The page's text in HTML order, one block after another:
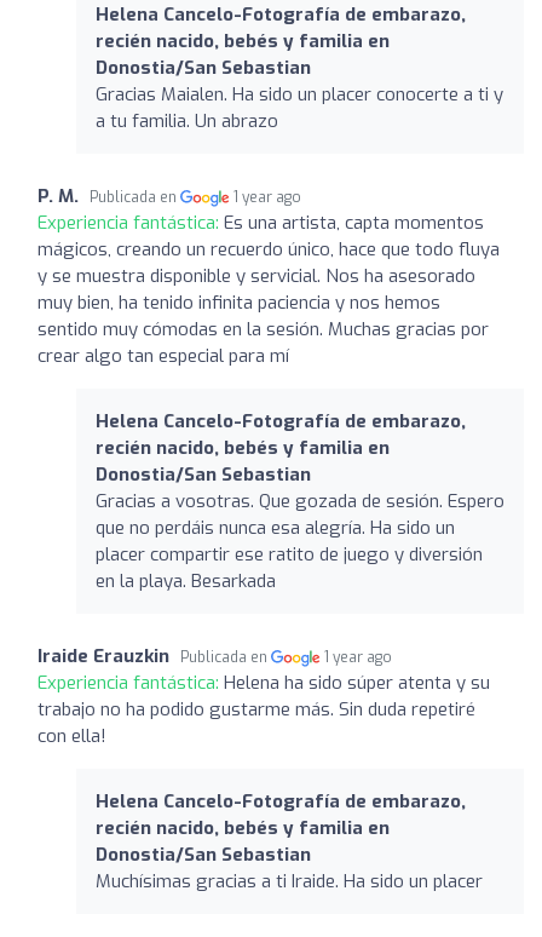
Helena Cancelo-Fotografía de embarazo,
recién nacido, bebés y familia en
Donostia/San Sebastian
Gracias Maialen. Ha sido un placer conocerte a ti y
a tu familia. Un abrazo
P. M. Publicada en 1 year ago
Experiencia fantástica: Es una artista, capta momentos
mágicos, creando un recuerdo único, hace que todo fluya
y se muestra disponible y servicial. Nos ha asesorado
muy bien, ha tenido infinita paciencia y nos hemos
sentido muy cómodas en la sesión. Muchas gracias por
crear algo tan especial para mí
Helena Cancelo-Fotografía de embarazo,
recién nacido, bebés y familia en
Donostia/San Sebastian
Gracias a vosotras. Que gozada de sesión. Espero
que no perdáis nunca esa alegría. Ha sido un
placer compartir ese ratito de juego y diversión
en la playa. Besarkada
Iraide Erauzkin Publicada en 1 year ago
Experiencia fantástica: Helena ha sido súper atenta y su
trabajo no ha podido gustarme más. Sin duda repetiré
con ella!
Helena Cancelo-Fotografía de embarazo,
recién nacido, bebés y familia en
Donostia/San Sebastian
Muchísimas gracias a ti Iraide. Ha sido un placer